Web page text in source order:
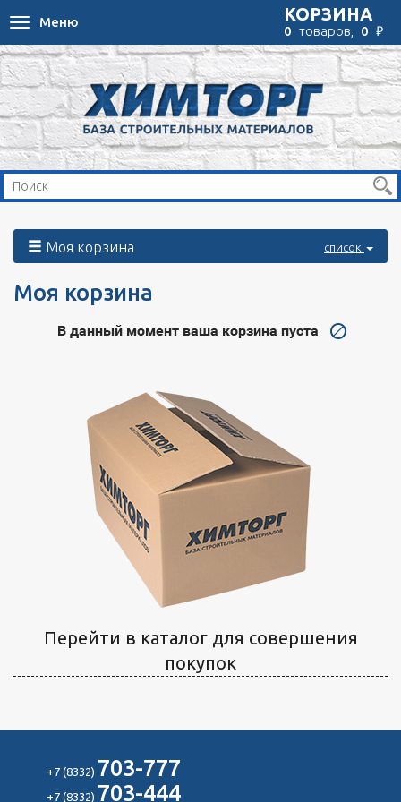
Toggle
navigation
Меню КОРЗИНА
0 товаров, 0 ₽
Моя корзина список
Моя корзина
Перейти в каталог для совершения
покупок
+7 (8332) 703-777
+7 (8332) 703-444